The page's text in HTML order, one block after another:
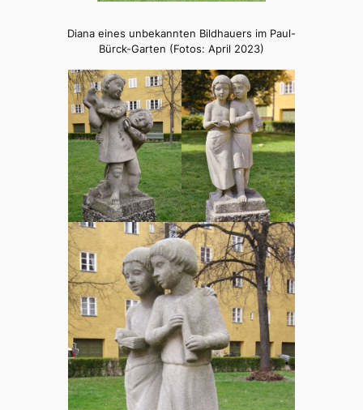
Diana eines unbekannten Bildhauers im Paul-
Bürck-Garten (Fotos: April 2023)